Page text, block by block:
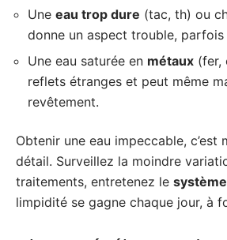
Une eau trop dure (tac, th) ou
donne un aspect trouble, parfois
Une eau saturée en métaux (fer,
reflets étranges et peut même
revêtement.
Obtenir une eau impeccable, c’est
détail. Surveillez la moindre
traitements, entretenez le
limpidité se gagne chaque jour, à